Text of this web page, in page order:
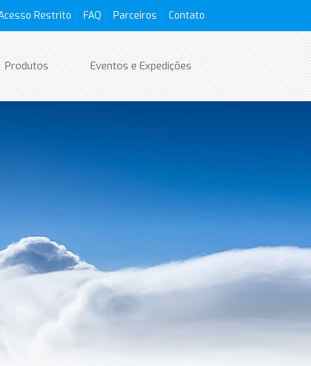
Restrito FAQ Parceiros Contato
Produtos Eventos e Expedições